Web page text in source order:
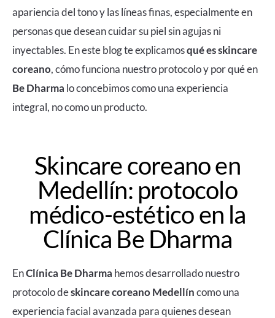
apariencia del tono y las líneas finas, especialmente en
personas que desean cuidar su piel sin agujas ni
inyectables. En este blog te explicamosqué es skincare
coreano, cómo funciona nuestro protocolo y por qué en
Be Dharma lo concebimos como una experiencia
integral, no como un producto.
Skincare coreano en
Medellín: protocolo
médico-estético en la
Clínica Be Dharma
EnClínica Be Dharma hemos desarrollado nuestro
protocolo deskincare coreano Medellíncomo una
experiencia facial avanzada para quienes desean